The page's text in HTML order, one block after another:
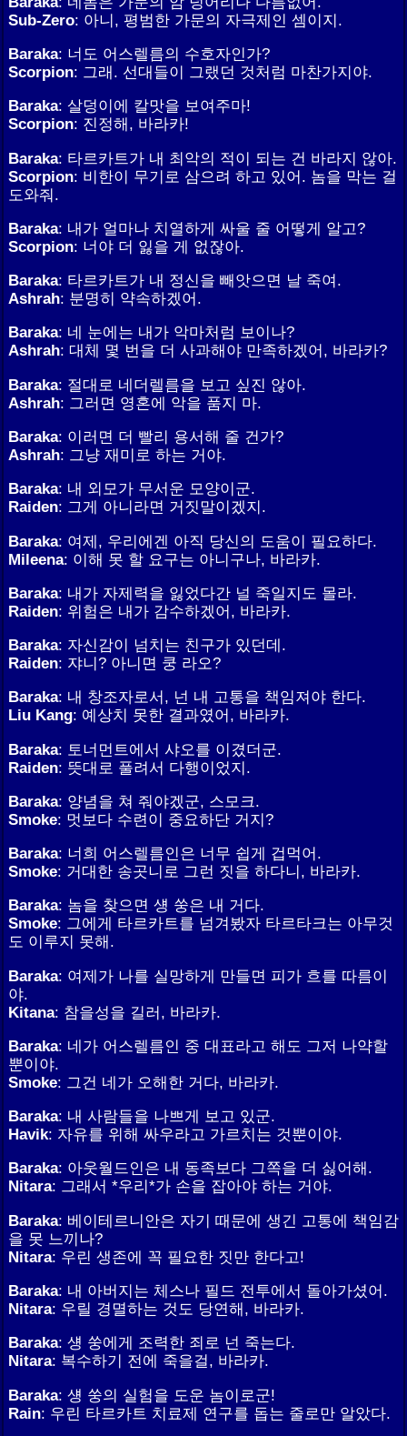
Sub-Zero: 아니, 평범한 가문의 자극제인 셈이지.
Baraka: 너도 어스렐름의 수호자인가?
Scorpion: 그래. 선대들이 그랬던 것처럼 마찬가지야.
Baraka: 살덩이에 칼맛을 보여주마!
Scorpion: 진정해, 바라카!
Baraka: 타르카트가 내 최악의 적이 되는 건 바라지 않아.
Scorpion: 비한이 무기로 삼으려 하고 있어. 놈을 막는 걸
도와줘.
Baraka: 내가 얼마나 치열하게 싸울 줄 어떻게 알고?
Scorpion: 너야 더 잃을 게 없잖아.
Baraka: 타르카트가 내 정신을 빼앗으면 날 죽여.
Ashrah: 분명히 약속하겠어.
Baraka: 네 눈에는 내가 악마처럼 보이나?
Ashrah: 대체 몇 번을 더 사과해야 만족하겠어, 바라카?
Baraka: 절대로 네더렐름을 보고 싶진 않아.
Ashrah: 그러면 영혼에 악을 품지 마.
Baraka: 이러면 더 빨리 용서해 줄 건가?
Ashrah: 그냥 재미로 하는 거야.
Baraka: 내 외모가 무서운 모양이군.
Raiden: 그게 아니라면 거짓말이겠지.
Baraka: 여제, 우리에겐 아직 당신의 도움이 필요하다.
Mileena: 이해 못 할 요구는 아니구나, 바라카.
Baraka: 내가 자제력을 잃었다간 널 죽일지도 몰라.
Raiden: 위험은 내가 감수하겠어, 바라카.
Baraka: 자신감이 넘치는 친구가 있던데.
Raiden: 쟈니? 아니면 쿵 라오?
Baraka: 내 창조자로서, 넌 내 고통을 책임져야 한다.
Liu Kang: 예상치 못한 결과였어, 바라카.
Baraka: 토너먼트에서 샤오를 이겼더군.
Raiden: 뜻대로 풀려서 다행이었지.
Baraka: 양념을 쳐 줘야겠군, 스모크.
Smoke: 멋보다 수련이 중요하단 거지?
Baraka: 너희 어스렐름인은 너무 쉽게 겁먹어.
Smoke: 거대한 송곳니로 그런 짓을 하다니, 바라카.
Baraka: 놈을 찾으면 섕 쑹은 내 거다.
Smoke: 그에게 타르카트를 넘겨봤자 타르타크는 아무것
도 이루지 못해.
Baraka: 여제가 나를 실망하게 만들면 피가 흐를 따름이
야.
Kitana: 참을성을 길러, 바라카.
Baraka: 네가 어스렐름인 중 대표라고 해도 그저 나약할
뿐이야.
Smoke: 그건 네가 오해한 거다, 바라카.
Baraka: 내 사람들을 나쁘게 보고 있군.
Havik: 자유를 위해 싸우라고 가르치는 것뿐이야.
Baraka: 아웃월드인은 내 동족보다 그쪽을 더 싫어해.
Nitara: 그래서 *우리*가 손을 잡아야 하는 거야.
Baraka: 베이테르니안은 자기 때문에 생긴 고통에 책임감
을 못 느끼나?
Nitara: 우린 생존에 꼭 필요한 짓만 한다고!
Baraka: 내 아버지는 체스나 필드 전투에서 돌아가셨어.
Nitara: 우릴 경멸하는 것도 당연해, 바라카.
Baraka: 섕 쑹에게 조력한 죄로 넌 죽는다.
Nitara: 복수하기 전에 죽을걸, 바라카.
Baraka: 섕 쑹의 실험을 도운 놈이로군!
Rain: 우린 타르카트 치료제 연구를 돕는 줄로만 알았다.